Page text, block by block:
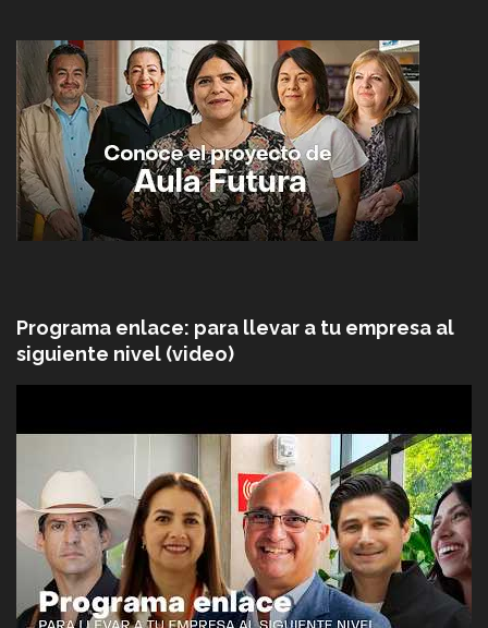
Programa enlace: para llevar a tu empresa al
siguiente nivel (video)